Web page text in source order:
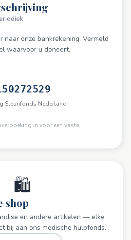
naar onze bankrekening. Vermeld
waarvoor u doneert.
Steunfonds Nederland
in voor een vaste
🛍️
shop
en andere artikelen — elke
bij aan ons medische hulpfonds.